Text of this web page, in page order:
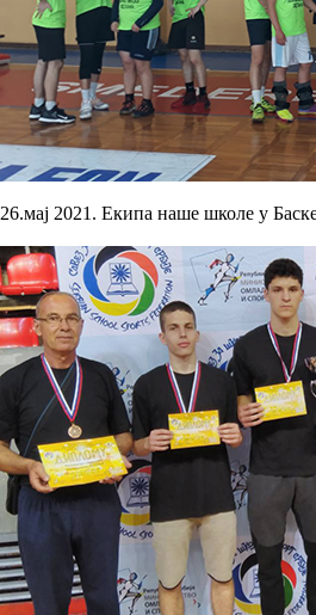
26.мај 2021. Екипа наше школе у